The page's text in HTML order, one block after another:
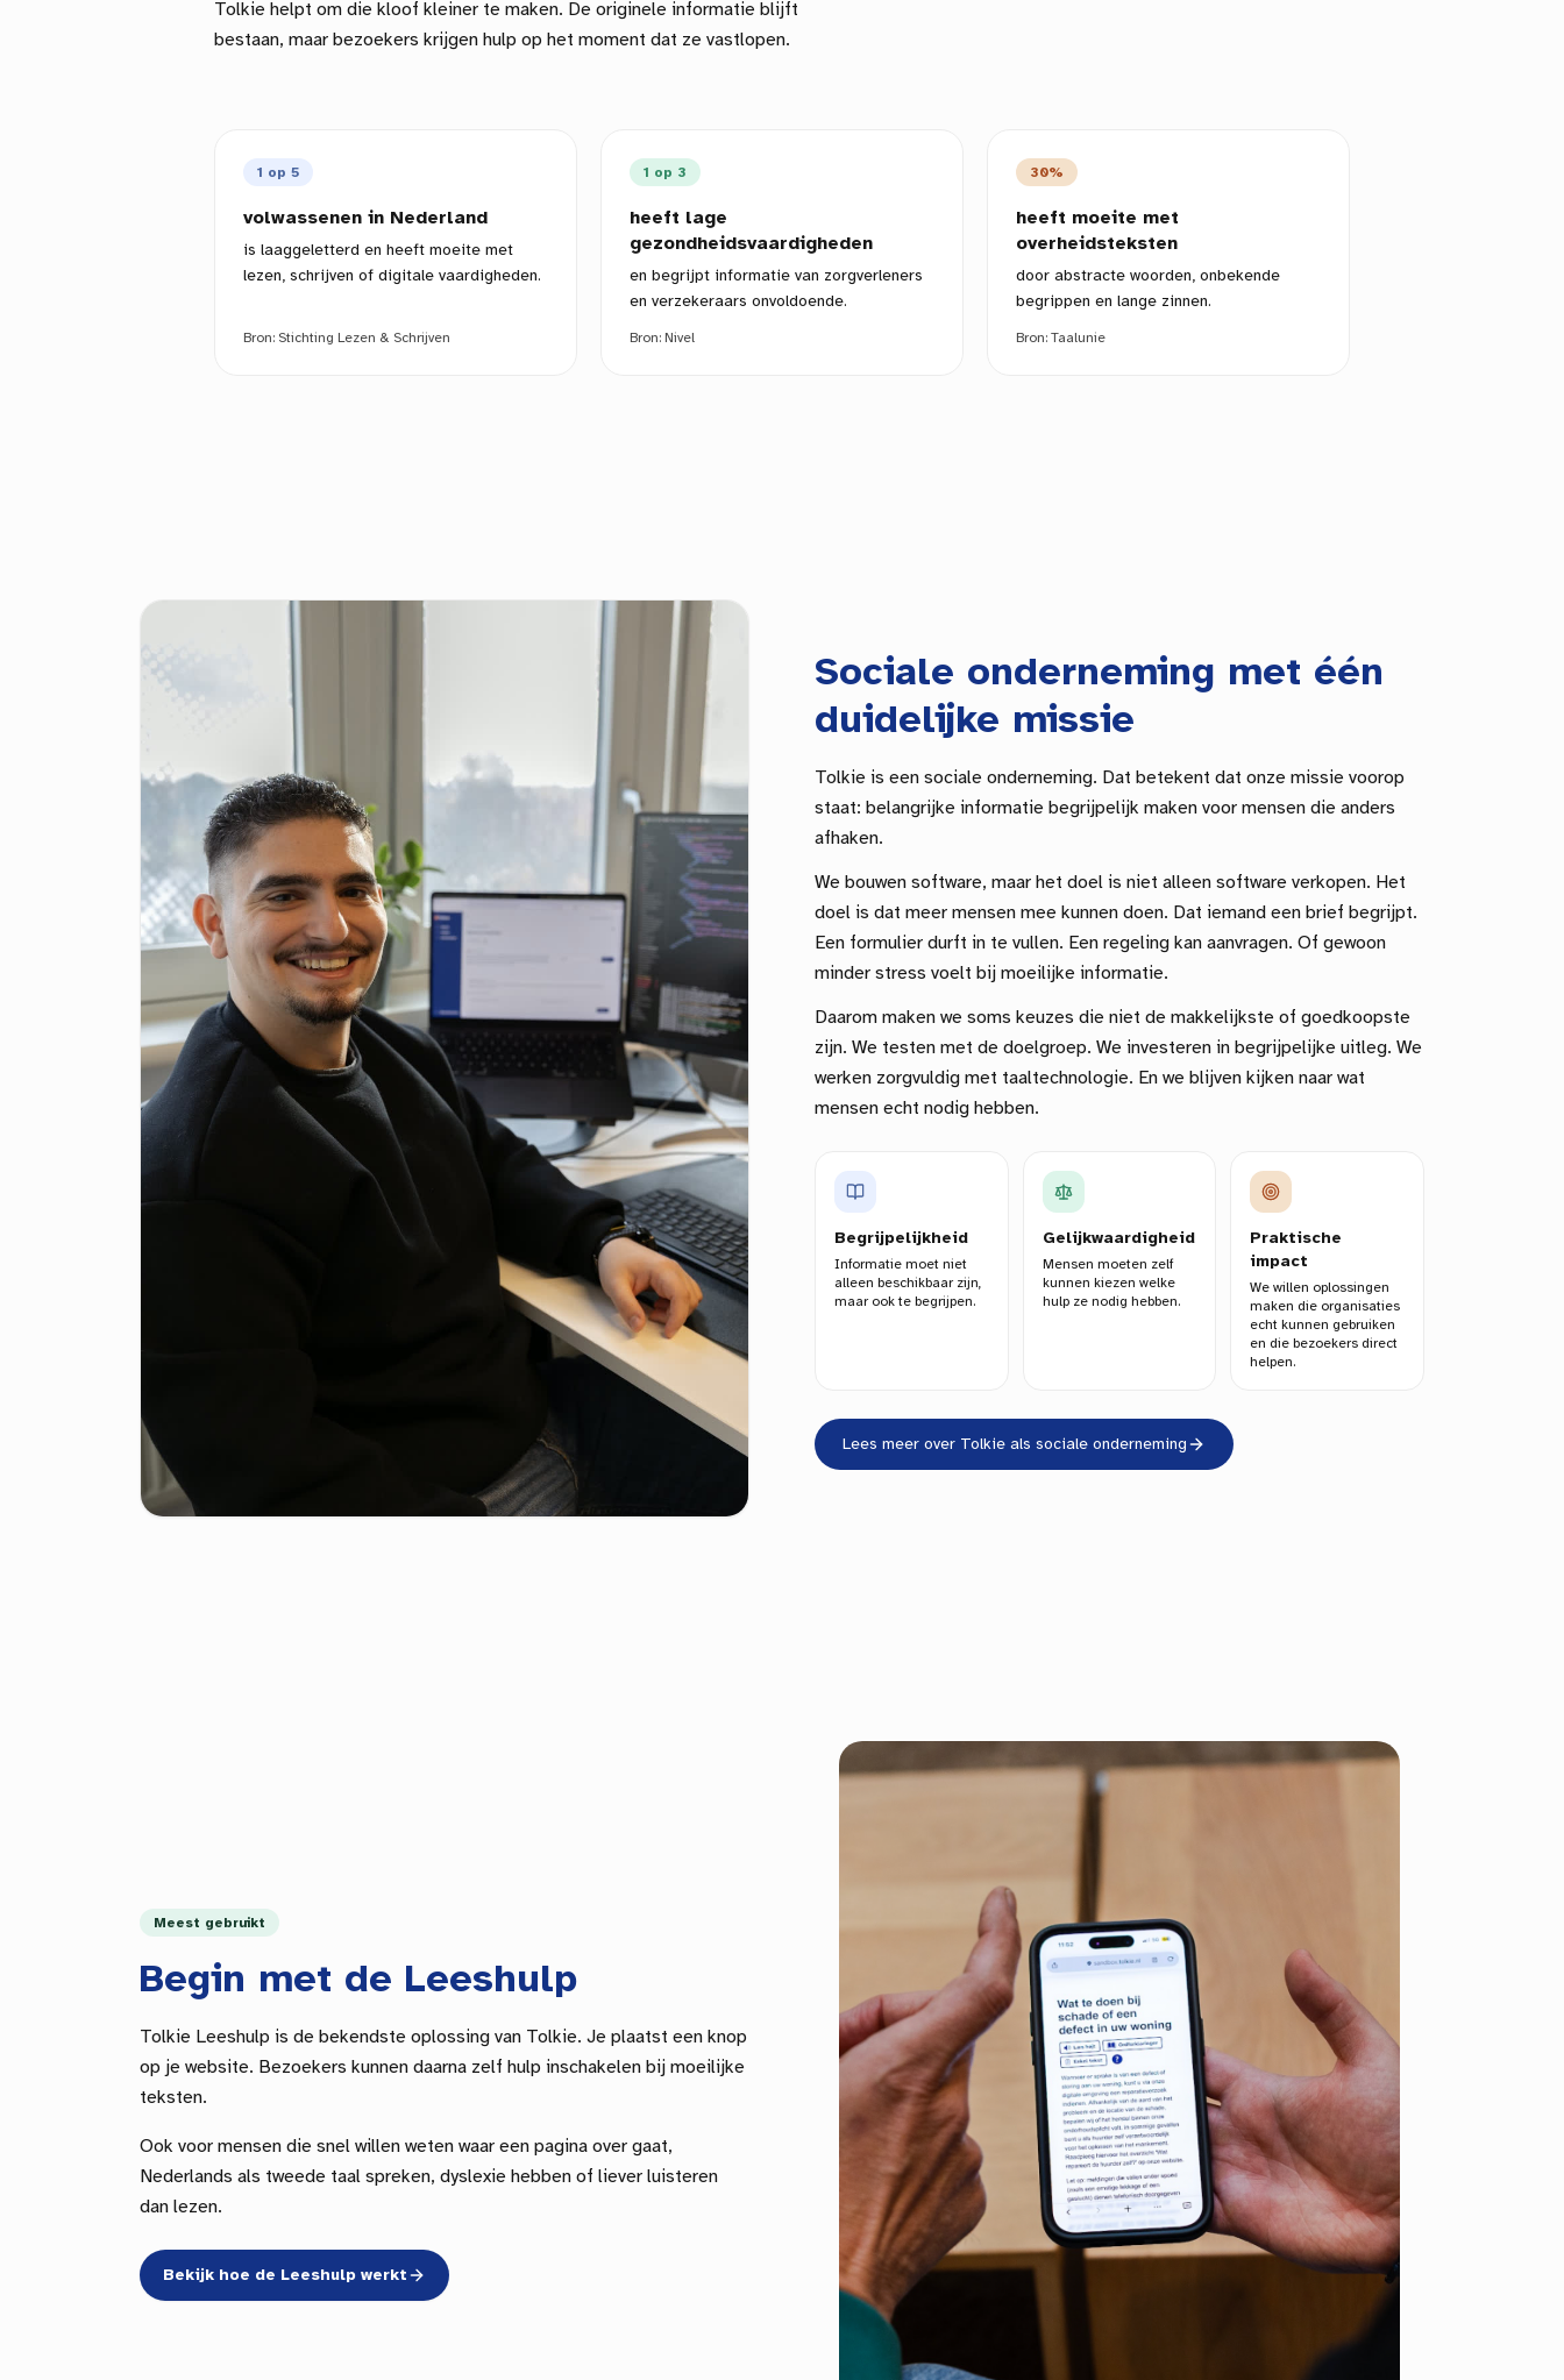
Tolkie helpt om die kloof kleiner te maken. De originele informatie blijft
bestaan, maar bezoekers krijgen hulp op het moment dat ze vastlopen.
1 op 5
volwassenen in Nederland
is laaggeletterd en heeft moeite met
lezen, schrijven of digitale vaardigheden.
Bron: Stichting Lezen & Schrijven
1 op 3
heeft lage
gezondheidsvaardigheden
en begrijpt informatie van zorgverleners
en verzekeraars onvoldoende.
Bron: Nivel
30%
heeft moeite met
overheidsteksten
door abstracte woorden, onbekende
begrippen en lange zinnen.
Bron: Taalunie
Sociale onderneming met één
duidelijke missie
Tolkie is een sociale onderneming. Dat betekent dat onze missie voorop
staat: belangrijke informatie begrijpelijk maken voor mensen die anders
afhaken.
We bouwen software, maar het doel is niet alleen software verkopen. Het
doel is dat meer mensen mee kunnen doen. Dat iemand een brief begrijpt.
Een formulier durft in te vullen. Een regeling kan aanvragen. Of gewoon
minder stress voelt bij moeilijke informatie.
Daarom maken we soms keuzes die niet de makkelijkste of goedkoopste
zijn. We testen met de doelgroep. We investeren in begrijpelijke uitleg. We
werken zorgvuldig met taaltechnologie. En we blijven kijken naar wat
mensen echt nodig hebben.
Begrijpelijkheid
Informatie moet niet
alleen beschikbaar zijn,
maar ook te begrijpen.
Gelijkwaardigheid
Mensen moeten zelf
kunnen kiezen welke
hulp ze nodig hebben.
Praktische
impact
We willen oplossingen
maken die organisaties
echt kunnen gebruiken
en die bezoekers direct
helpen.
Lees meer over Tolkie als sociale onderneming
Meest gebruikt
Begin met de Leeshulp
Tolkie Leeshulp is de bekendste oplossing van Tolkie. Je plaatst een knop
op je website. Bezoekers kunnen daarna zelf hulp inschakelen bij moeilijke
teksten.
Ook voor mensen die snel willen weten waar een pagina over gaat,
Nederlands als tweede taal spreken, dyslexie hebben of liever luisteren
dan lezen.
Bekijk hoe de Leeshulp werkt